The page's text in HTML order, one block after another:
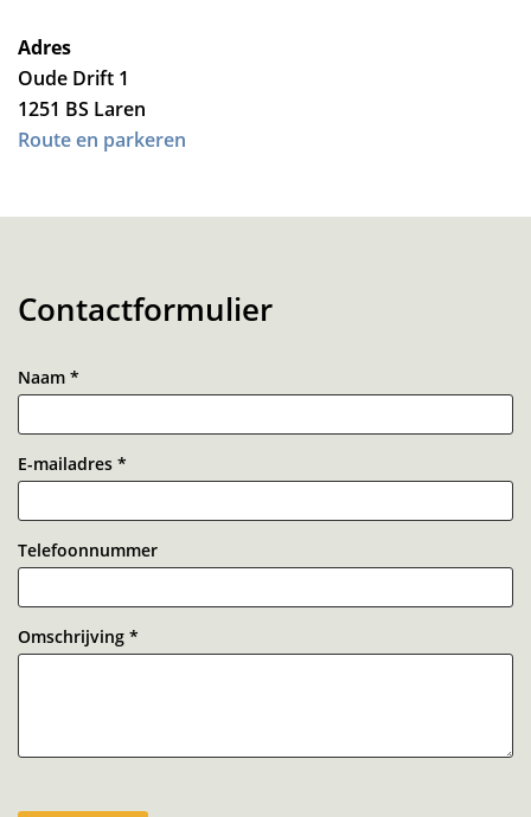
Adres
Oude Drift 1
1251 BS Laren
Route en parkeren
Contactformulier
Naam *
E-mailadres *
Telefoonnummer
Omschrijving *